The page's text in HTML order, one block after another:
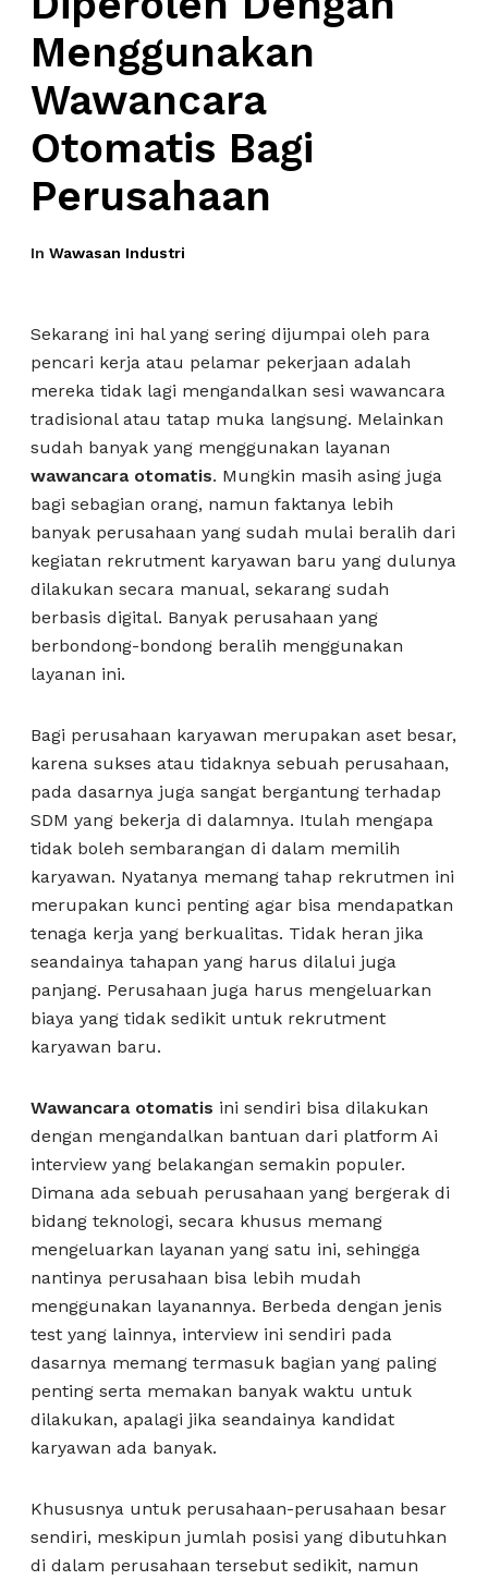
Menggunakan
Wawancara
Otomatis Bagi
Perusahaan
In Wawasan Industri
Sekarang ini hal yang sering dijumpai oleh para
pencari kerja atau pelamar pekerjaan adalah
mereka tidak lagi mengandalkan sesi wawancara
tradisional atau tatap muka langsung. Melainkan
sudah banyak yang menggunakan layanan
wawancara otomatis. Mungkin masih asing juga
bagi sebagian orang, namun faktanya lebih
banyak perusahaan yang sudah mulai beralih dari
kegiatan rekrutment karyawan baru yang dulunya
dilakukan secara manual, sekarang sudah
berbasis digital. Banyak perusahaan yang
berbondong-bondong beralih menggunakan
layanan ini.
Bagi perusahaan karyawan merupakan aset besar,
karena sukses atau tidaknya sebuah perusahaan,
pada dasarnya juga sangat bergantung terhadap
SDM yang bekerja di dalamnya. Itulah mengapa
tidak boleh sembarangan di dalam memilih
karyawan. Nyatanya memang tahap rekrutmen ini
merupakan kunci penting agar bisa mendapatkan
tenaga kerja yang berkualitas. Tidak heran jika
seandainya tahapan yang harus dilalui juga
panjang. Perusahaan juga harus mengeluarkan
biaya yang tidak sedikit untuk rekrutment
karyawan baru.
Wawancara otomatis ini sendiri bisa dilakukan
dengan mengandalkan bantuan dari platform Ai
interview yang belakangan semakin populer.
Dimana ada sebuah perusahaan yang bergerak di
bidang teknologi, secara khusus memang
mengeluarkan layanan yang satu ini, sehingga
nantinya perusahaan bisa lebih mudah
menggunakan layanannya. Berbeda dengan jenis
test yang lainnya, interview ini sendiri pada
dasarnya memang termasuk bagian yang paling
penting serta memakan banyak waktu untuk
dilakukan, apalagi jika seandainya kandidat
karyawan ada banyak.
Khususnya untuk perusahaan-perusahaan besar
sendiri, meskipun jumlah posisi yang dibutuhkan
di dalam perusahaan tersebut sedikit, namun